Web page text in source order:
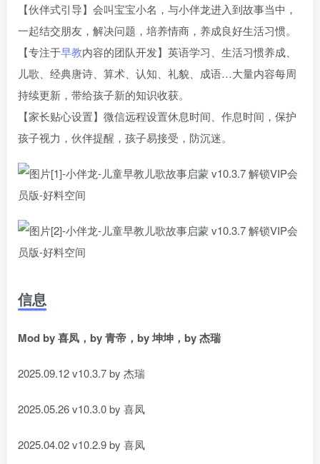
【伙伴式引导】会叫宝宝小名，与小伴龙进入到故事当中，
一起结交朋友，解决问题，培养情商，养成良好生活习惯。
【专注于早教内容的团队开发】英语学习、生活习惯养成、
儿歌、经典唐诗、算术、认知、礼貌、成语…大量内容每周
持续更新，带给孩子新的知识收获。
【家长贴心设置】微信远程设置休息时间、作息时间，保护
孩子视力，伙伴提醒，孩子易接受，防沉迷。
信息
Mod by 喜凤，by 青帝，by 坤坤，by 杰瑞
2025.09.12 v10.3.7 by 杰瑞
2025.05.26 v10.3.0 by 喜凤
2025.04.02 v10.2.9 by 喜凤